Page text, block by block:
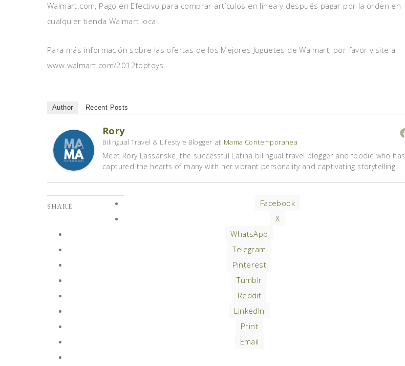
Walmart.com, Pago en Efectivo para comprar artículos en línea y después pagar por la orden en
cualquier tienda Walmart local.
Para más información sobre las ofertas de los Mejores Juguetes de Walmart, por favor visite a
www.walmart.com/2012toptoys.
Author Recent Posts
Rory
Bilingual Travel & Lifestyle Blogger at Mama Contemporanea
Meet Rory Lassanske, the successful Latina bilingual travel blogger and foodie who has
captured the hearts of many with her vibrant personality and captivating storytelling.
SHARE:
Facebook
X
WhatsApp
Telegram
Pinterest
Tumblr
Reddit
LinkedIn
Print
Email